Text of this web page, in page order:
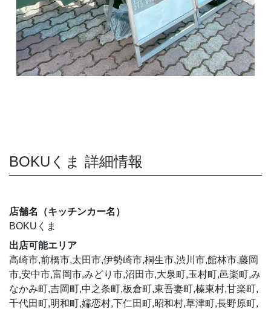
BOKUくま 詳細情報
店舗名（キッチンカー名）
BOKUくま
出店可能エリア
高崎市,前橋市,太田市,伊勢崎市,桐生市,渋川市,館林市,藤岡
市,安中市,富岡市,みどり市,沼田市,大泉町,玉村町,邑楽町,み
なかみ町,吉岡町,中之条町,板倉町,東吾妻町,榛東村,甘楽町,
千代田町,明和町,嬬恋村,下仁田町,昭和村,草津町,長野原町,